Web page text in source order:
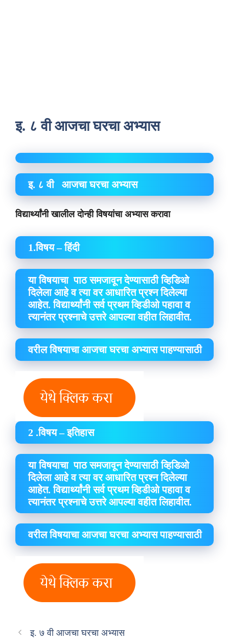
इ. ८ वी आजचा घरचा अभ्यास
इ. ८ वी आजचा घरचा अभ्यास
विद्यार्थ्यांनी खालील दोन्ही विषयांचा अभ्यास करावा
1.विषय – हिंदी
या विषयाचा पाठ समजावून देण्यासाठी व्हिडिओ
दिलेला आहे व त्या वर आधारित प्रश्न दिलेल्या
आहेत. विद्यार्थ्यांनी सर्व प्रथम व्हिडीओ पहावा व
त्यानंतर प्रश्नाचे उत्तरे आपल्या वहीत लिहावीत.
वरील विषयाचा आजचा घरचा अभ्यास पाहण्यासाठी
2 .विषय – इतिहास
या विषयाचा पाठ समजावून देण्यासाठी व्हिडिओ
दिलेला आहे व त्या वर आधारित प्रश्न दिलेल्या
आहेत. विद्यार्थ्यांनी सर्व प्रथम व्हिडीओ पहावा व
त्यानंतर प्रश्नाचे उत्तरे आपल्या वहीत लिहावीत.
वरील विषयाचा आजचा घरचा अभ्यास पाहण्यासाठी
इ. ७ वी आजचा घरचा अभ्यास